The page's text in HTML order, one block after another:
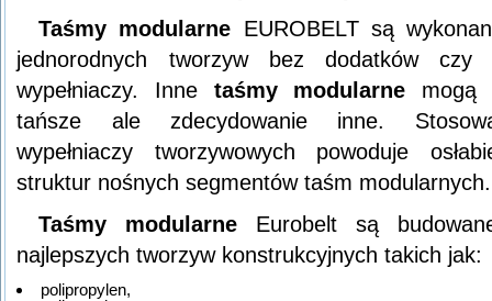
Taśmy modularne EUROBELT są
jednorodnych tworzyw bez dodatków czy
wypełniaczy. Inne taśmy modularne mogą
tańsze ale zdecydowanie inne.
wypełniaczy tworzywowych powoduje
struktur nośnych segmentów taśm modularnych.
Taśmy modularne Eurobelt są
najlepszych tworzyw konstrukcyjnych takich jak:
polipropylen,